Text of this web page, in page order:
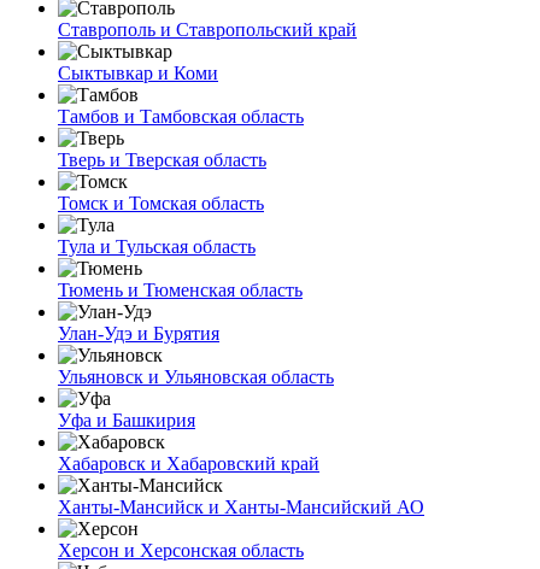
Ставрополь и Ставропольский край
Сыктывкар и Коми
Тамбов и Тамбовская область
Тверь и Тверская область
Томск и Томская область
Тула и Тульская область
Тюмень и Тюменская область
Улан-Удэ и Бурятия
Ульяновск и Ульяновская область
Уфа и Башкирия
Хабаровск и Хабаровский край
Ханты-Мансийск и Ханты-Мансийский АО
Херсон и Херсонская область